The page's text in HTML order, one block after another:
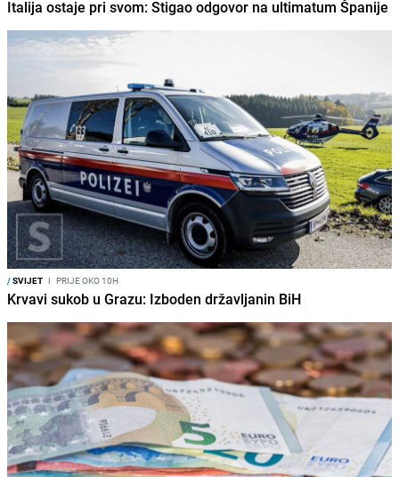
Italija ostaje pri svom: Stigao odgovor na ultimatum Španije
/SVIJET I PRIJE OKO 10H
Krvavi sukob u Grazu: Izboden državljanin BiH